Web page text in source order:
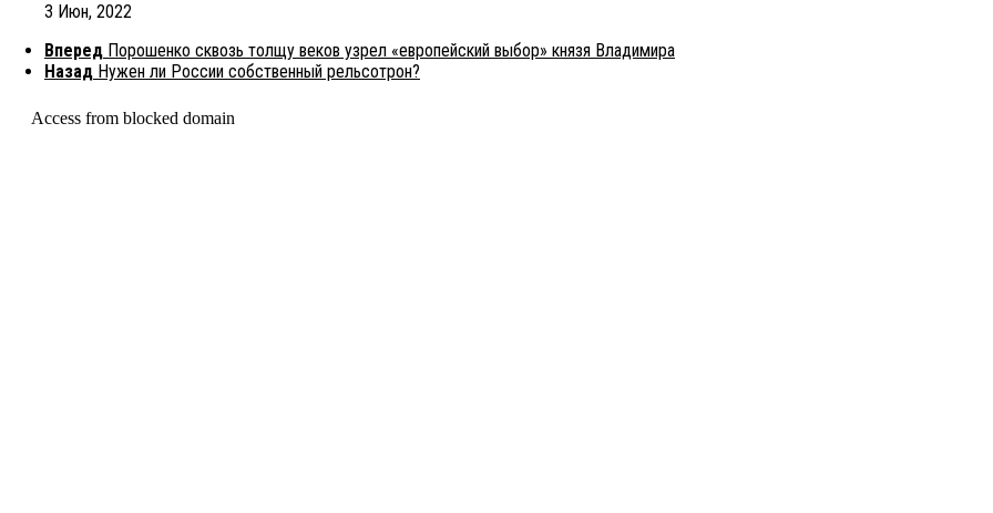
3 Июн, 2022
Вперед Порошенко сквозь толщу веков узрел «европейский выбор» князя Владимира
Назад Нужен ли России собственный рельсотрон?